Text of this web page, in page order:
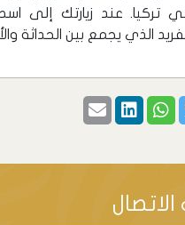
تركيا. عند زيارتك إلى
الذي يجمع بين الحداثة